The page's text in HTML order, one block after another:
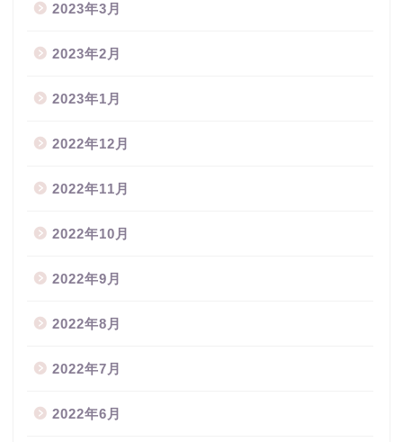
2023年3月
2023年2月
2023年1月
2022年12月
2022年11月
2022年10月
2022年9月
2022年8月
2022年7月
2022年6月